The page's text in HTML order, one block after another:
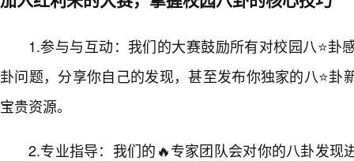
1.参与与互动：我们的大赛鼓励所有对校园八⭐卦
卦问题，分享你自己的发现，甚至发布你独家的八⭐卦
宝贵资源。
2.专业指导：我们的🔥专家团队会对你的八卦发现